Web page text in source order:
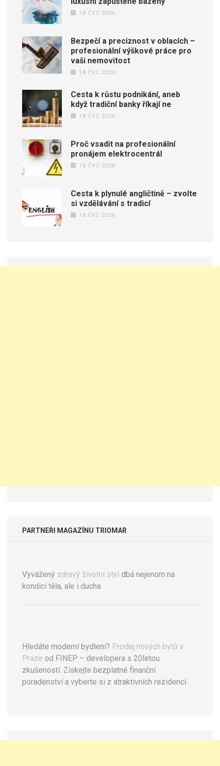
18 ČVC 2026
Bezpečí a preciznost v oblacích –
profesionální výškové práce pro
vaši nemovitost
18 ČVC 2026
Cesta k růstu podnikání, aneb
když tradiční banky říkají ne
18 ČVC 2026
Proč vsadit na profesionální
pronájem elektrocentrál
18 ČVC 2026
Cesta k plynulé angličtině – zvolte
si vzdělávání s tradicí
18 ČVC 2026
PARTNEŘI MAGAZÍNU TRIOMAR
Vyvážený zdravý životní styl dbá nejenom na
kondici těla, ale i ducha.
Hledáte moderní bydlení? Prodej nových bytů v
Praze od FINEP – developera s 20letou
zkušeností. Získejte bezplatné finanční
poradenství a vyberte si z atraktivních rezidencí.